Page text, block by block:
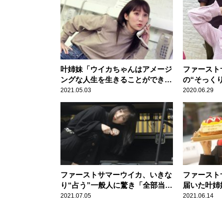
叶姉妹「ウイカちゃんはアメージ
ングな人生を生きることができる
わ」 10年越しのサプライズにフ
ァーストサマーウイカ感激
2021.05.03
ファース
の“そっく
いめちゃ
2020.06.29
ファーストサマーウイカ、いきな
り“占う”一般人に驚き「全部当た
ってます」
2021.07.05
ファース
届いた叶
ゼント”に
2021.06.14